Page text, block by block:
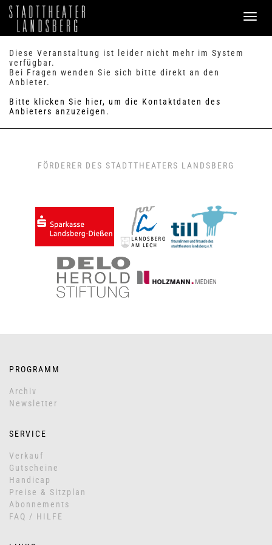
PROGRAMM
SERVICE
Preise & Sitzplan
Abonnements
Handicap
KONTAKT
Einmietung
ANMELDEN
Diese Veranstaltung ist leider nicht mehr im System
verfügbar.
Bei Fragen wenden Sie sich bitte direkt an den
Anbieter.
Bitte klicken Sie hier, um die Kontaktdaten des
Anbieters anzuzeigen.
FÖRDERER DES STADTTHEATERS LANDSBERG
PROGRAMM
Archiv
Newsletter
SERVICE
Verkauf
Gutscheine
Handicap
Preise & Sitzplan
Abonnements
FAQ / HILFE